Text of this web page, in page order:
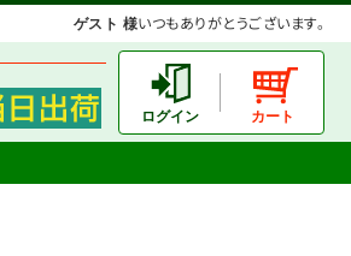
ゲスト 様いつもありがとうございます。